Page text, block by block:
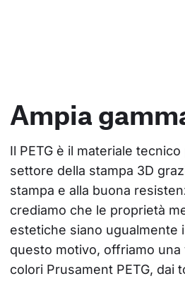
Ampia
Il PETG è il materiale
settore della stampa 3D
stampa e alla buona
crediamo che le proprietà
estetiche siano ugualmente
questo motivo, offriamo una
colori Prusament PETG, dai